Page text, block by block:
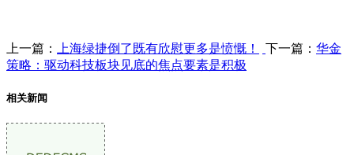
上一篇： 上海绿捷倒了既有欣慰更多是愤慨！ 下一篇： 华金
策略：驱动科技板块见底的焦点要素是积极
相关新闻